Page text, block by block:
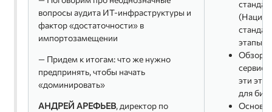
вопросы аудита ИТ-инфраструктуры и
фактор «достаточности» в
импортозамещении
— Придем к итогам: что же нужно
предпринять, чтобы начать
«доминировать»
АНДРЕЙ АРЕФЬЕВ, директор по
этапы;
Обзор
эти
для